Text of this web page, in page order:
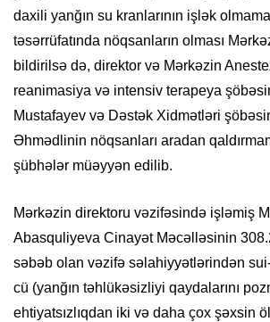
daxili yanğın su kranlarının işlək
təsərrüfatında nöqsanların olması
bildirilsə də, direktor və Mərkəzin
reanimasiya və intensiv terapeya
Mustafayev və Dəstək Xidmətləri
Əhmədlinin nöqsanları aradan
şübhələr müəyyən edilib.
Mərkəzin direktoru vəzifəsində işləmiş
Abasquliyeva Cinayət Məcəlləsinin
səbəb olan vəzifə səlahiyyətlərindən
cü (yanğın təhlükəsizliyi qaydalarını
ehtiyatsızlıqdan iki və daha çox şəxsin